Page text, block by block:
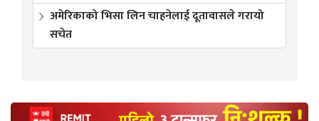
अमेरिकाको भिसा लिन चाहनेलाई दूतावासले गरायो
सचेत